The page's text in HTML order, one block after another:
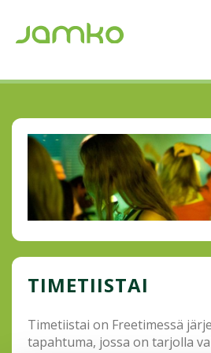
TIMETIISTAI
Timetiistai on Freetimessä
tapahtuma, jossa on tarjolla